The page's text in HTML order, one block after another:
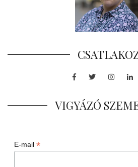
Facebook
Twitter
VIGYÁZÓ
E-mail *